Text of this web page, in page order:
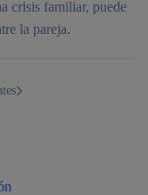
crisis familiar, puede
la pareja.